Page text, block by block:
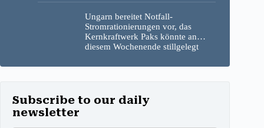
Ungarn bereitet Notfall-
Stromrationierungen vor, das
Kernkraftwerk Paks könnte an
diesem Wochenende stillgelegt
Subscribe to our daily
newsletter